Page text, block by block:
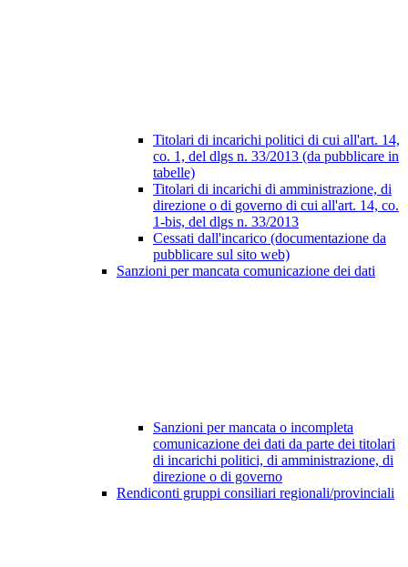
Titolari di incarichi politici di cui all'art. 14,
co. 1, del dlgs n. 33/2013 (da pubblicare in
tabelle)
Titolari di incarichi di amministrazione, di
direzione o di governo di cui all'art. 14, co.
1-bis, del dlgs n. 33/2013
Cessati dall'incarico (documentazione da
pubblicare sul sito web)
Sanzioni per mancata comunicazione dei dati
Sanzioni per mancata o incompleta
comunicazione dei dati da parte dei titolari
di incarichi politici, di amministrazione, di
direzione o di governo
Rendiconti gruppi consiliari regionali/provinciali